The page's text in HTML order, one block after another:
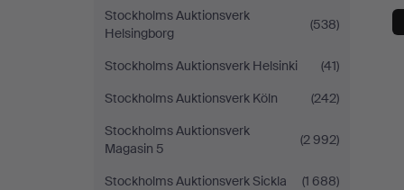
Stockholms Auktionsverk
Helsingborg
(538)
Stockholms Auktionsverk Helsinki
(41)
Stockholms Auktionsverk Köln
(242)
Stockholms Auktionsverk
Magasin 5
(2 992)
Stockholms Auktionsverk Sickla
(1 688)